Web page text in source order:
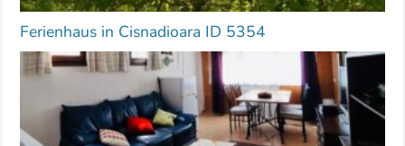
Ferienhaus in Cisnadioara ID 5354